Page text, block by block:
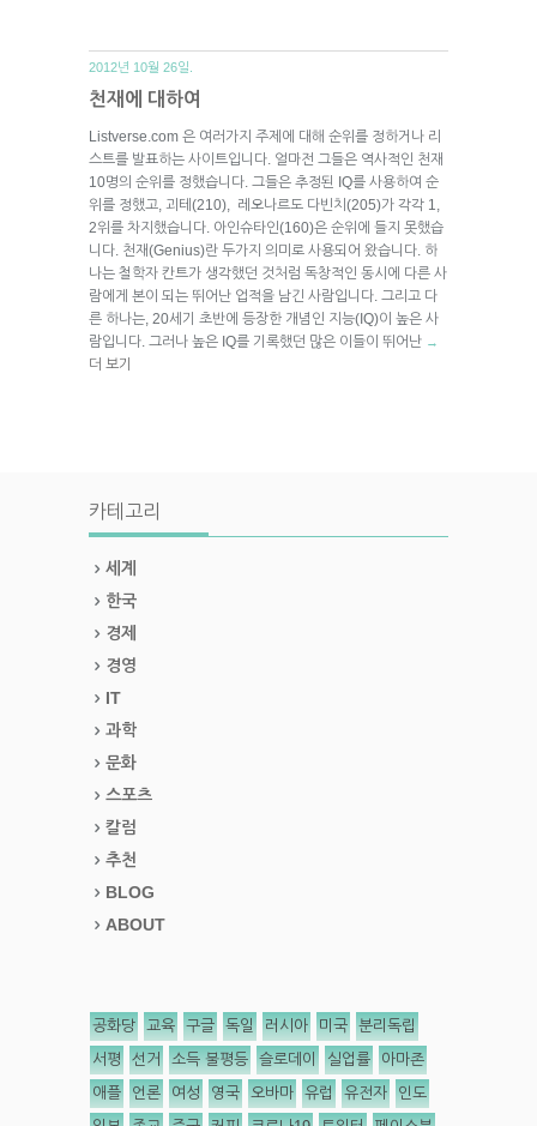
2012년 10월 26일.
천재에 대하여
Listverse.com 은 여러가지 주제에 대해 순위를 정하거나 리
스트를 발표하는 사이트입니다. 얼마전 그들은 역사적인 천재
10명의 순위를 정했습니다. 그들은 추정된 IQ를 사용하여 순
위를 정했고, 괴테(210), 레오나르도 다빈치(205)가 각각 1,
2위를 차지했습니다. 아인슈타인(160)은 순위에 들지 못했습
니다. 천재(Genius)란 두가지 의미로 사용되어 왔습니다. 하
나는 철학자 칸트가 생각했던 것처럼 독창적인 동시에 다른 사
람에게 본이 되는 뛰어난 업적을 남긴 사람입니다. 그리고 다
른 하나는, 20세기 초반에 등장한 개념인 지능(IQ)이 높은 사
람입니다. 그러나 높은 IQ를 기록했던 많은 이들이 뛰어난 →
더 보기
카테고리
세계
한국
경제
경영
IT
과학
문화
스포츠
칼럼
추천
BLOG
ABOUT
공화당 교육 구글 독일 러시아 미국 분리독립
서평 선거 소득 불평등 슬로데이 실업률 아마존
애플 언론 여성 영국 오바마 유럽 유전자 인도